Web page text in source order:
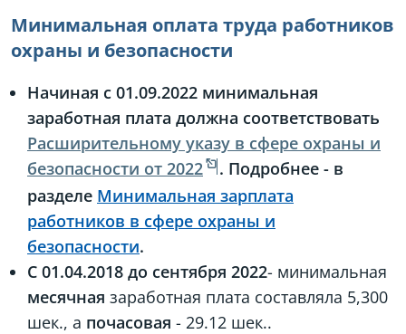
Минимальная оплата труда работников
охраны и безопасности
Начиная с 01.09.2022 минимальная
заработная плата должна соответствовать
Расширительному указу в сфере охраны и
безопасности от 2022
. Подробнее - в
разделе Минимальная зарплата
работников в сфере охраны и
безопасности.
С 01.04.2018 до сентября 2022- минимальная
месячная заработная плата составляла 5,300
шек., а почасовая - 29.12 шек..